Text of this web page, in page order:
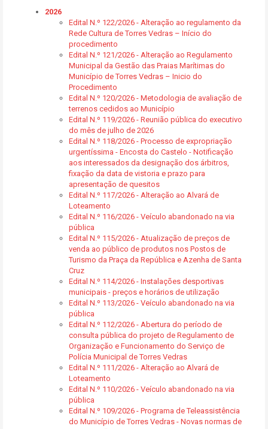
2026
Edital N.º 122/2026 - Alteração ao regulamento da
Rede Cultura de Torres Vedras – Início do
procedimento
Edital N.º 121/2026 - Alteração ao Regulamento
Municipal da Gestão das Praias Marítimas do
Município de Torres Vedras – Inicio do
Procedimento
Edital N.º 120/2026 - Metodologia de avaliação de
terrenos cedidos ao Município
Edital N.º 119/2026 - Reunião pública do executivo
do mês de julho de 2026
Edital N.º 118/2026 - Processo de expropriação
urgentíssima - Encosta do Castelo - Notificação
aos interessados da designação dos árbitros,
fixação da data de vistoria e prazo para
apresentação de quesitos
Edital N.º 117/2026 - Alteração ao Alvará de
Loteamento
Edital N.º 116/2026 - Veículo abandonado na via
pública
Edital N.º 115/2026 - Atualização de preços de
venda ao público de produtos nos Postos de
Turismo da Praça da República e Azenha de Santa
Cruz
Edital N.º 114/2026 - Instalações desportivas
municipais - preços e horários de utilização
Edital N.º 113/2026 - Veículo abandonado na via
pública
Edital N.º 112/2026 - Abertura do período de
consulta pública do projeto de Regulamento de
Organização e Funcionamento do Serviço de
Polícia Municipal de Torres Vedras
Edital N.º 111/2026 - Alteração ao Alvará de
Loteamento
Edital N.º 110/2026 - Veículo abandonado na via
pública
Edital N.º 109/2026 - Programa de Teleassistência
do Município de Torres Vedras - Novas normas de